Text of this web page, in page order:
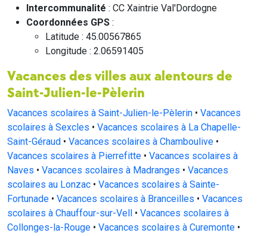
Intercommunalité : CC Xaintrie Val'Dordogne
Coordonnées GPS :
Latitude : 45.00567865
Longitude : 2.06591405
Vacances des villes aux alentours de
Saint-Julien-le-Pèlerin
Vacances scolaires à Saint-Julien-le-Pèlerin • Vacances
scolaires à Sexcles • Vacances scolaires à La Chapelle-
Saint-Géraud • Vacances scolaires à Chamboulive •
Vacances scolaires à Pierrefitte • Vacances scolaires à
Naves • Vacances scolaires à Madranges • Vacances
scolaires au Lonzac • Vacances scolaires à Sainte-
Fortunade • Vacances scolaires à Branceilles • Vacances
scolaires à Chauffour-sur-Vell • Vacances scolaires à
Collonges-la-Rouge • Vacances scolaires à Curemonte •